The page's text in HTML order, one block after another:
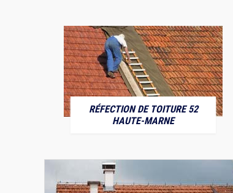
RÉFECTION DE TOITURE 52
HAUTE-MARNE